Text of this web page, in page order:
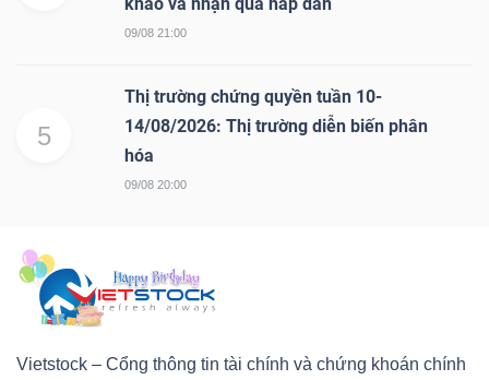
09/08 21:00
5
Thị trường chứng quyền tuần 10-
14/08/2026: Thị trường diễn biến phân
hóa
09/08 20:00
Vietstock – Cổng thông tin tài chính và chứng khoán chính